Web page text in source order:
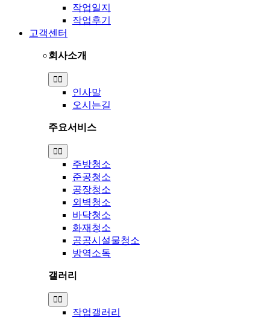
작업일지
작업후기
고객센터
회사소개
Toggle
Navigation
인사말
오시는길
주요서비스
Toggle
Navigation
주방청소
준공청소
공장청소
외벽청소
바닥청소
화재청소
공공시설물청소
방역소독
갤러리
Toggle
Navigation
작업갤러리